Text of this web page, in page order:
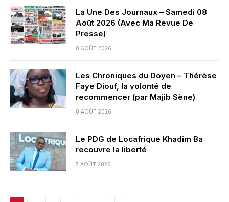
La Une Des Journaux – Samedi 08
Août 2026 (Avec Ma Revue De
Presse)
8 AOÛT 2026
Les Chroniques du Doyen – Thérèse
Faye Diouf, la volonté de
recommencer (par Majib Sène)
8 AOÛT 2026
Le PDG de Locafrique Khadim Ba
recouvre la liberté
7 AOÛT 2026